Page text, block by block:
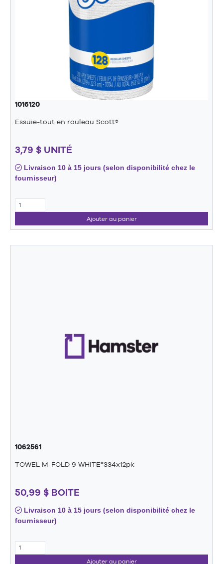
1016120
Essuie-tout en rouleau Scott®
3,79 $ UNITÉ
Livraison 10 à 15 jours (selon disponibilité chez le
fournisseur)
Ajouter au panier
1062561
TOWEL M-FOLD 9 WHITE*334x12pk
50,99 $ BOITE
Livraison 10 à 15 jours (selon disponibilité chez le
fournisseur)
Ajouter au panier